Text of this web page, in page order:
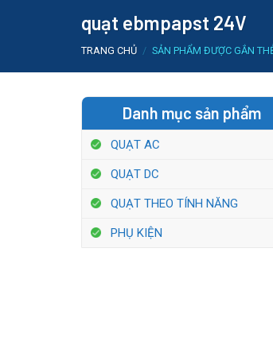
quạt ebmpapst 24V
TRANG CHỦ / SẢN PHẨM ĐƯỢC GẮN
Danh mục sản phẩm
QUẠT AC
QUẠT DC
QUẠT THEO TÍNH NĂNG
PHỤ KIỆN